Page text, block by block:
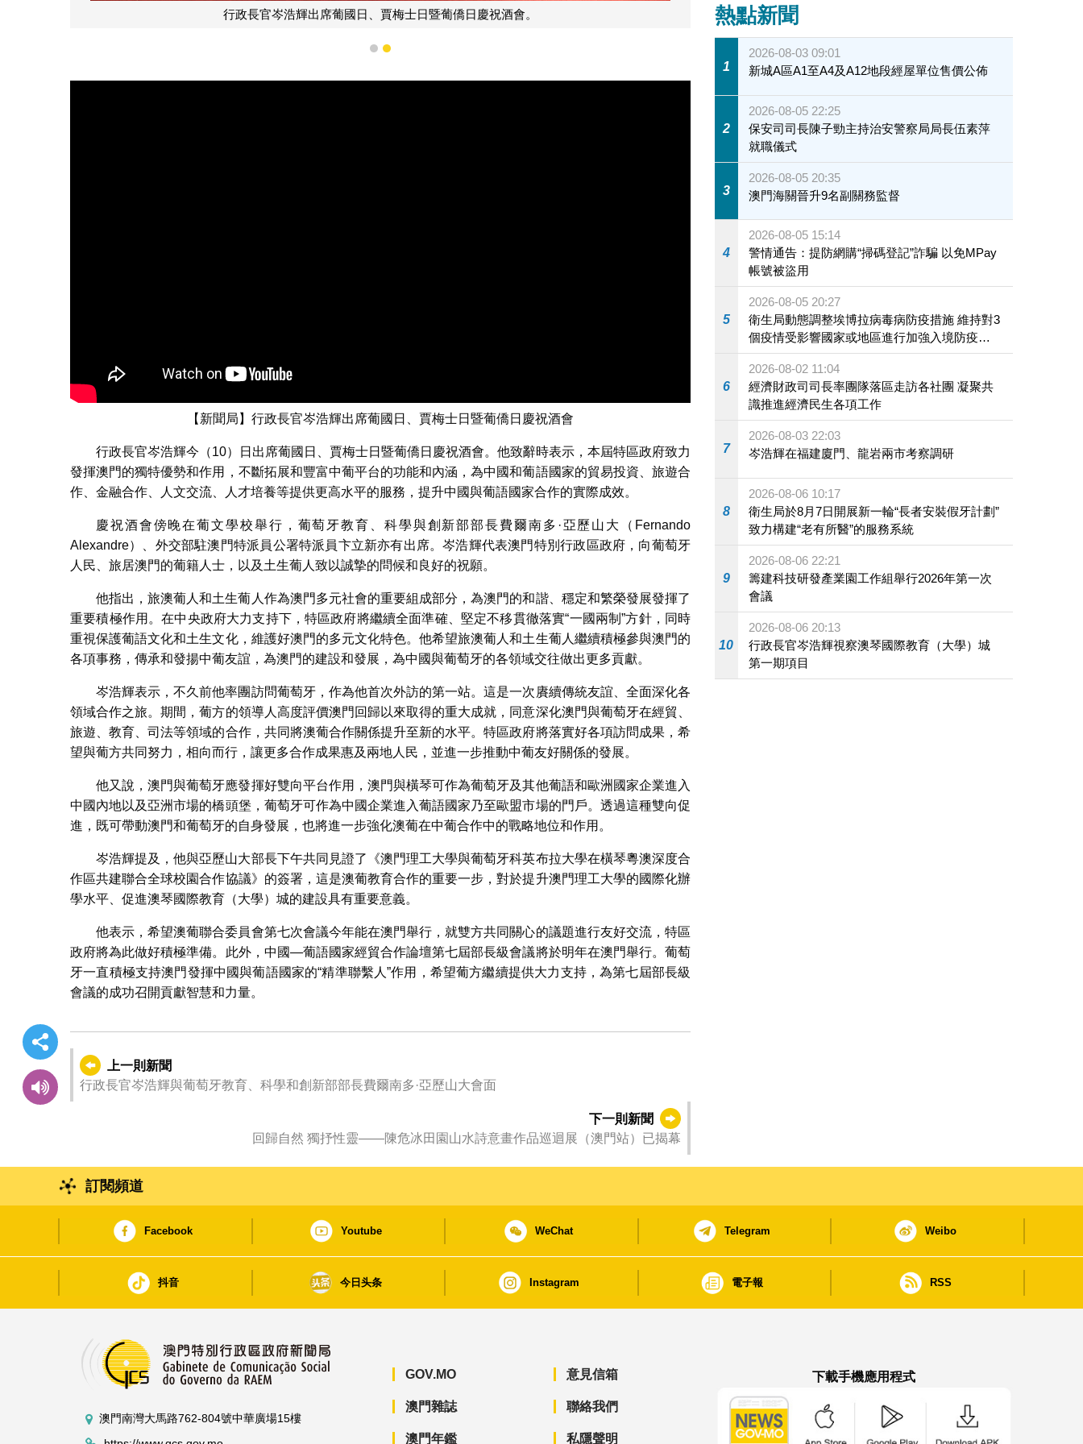
行政長官岑浩輝出席葡國日、賈梅士日暨葡僑日慶祝酒會。
1 2
【新聞局】行政長官岑浩輝出席葡國日、賈梅士日暨葡僑日慶祝酒會
行政長官岑浩輝今（10）日出席葡國日、賈梅士日暨葡僑日慶祝酒會。他致辭時表示，本屆特區政府致力
發揮澳門的獨特優勢和作用，不斷拓展和豐富中葡平台的功能和內涵，為中國和葡語國家的貿易投資、旅遊合
作、金融合作、人文交流、人才培養等提供更高水平的服務，提升中國與葡語國家合作的實際成效。
慶祝酒會傍晚在葡文學校舉行，葡萄牙教育、科學與創新部部長費爾南多·亞歷山大（Fernando
Alexandre）、外交部駐澳門特派員公署特派員卞立新亦有出席。岑浩輝代表澳門特別行政區政府，向葡萄牙
人民、旅居澳門的葡籍人士，以及土生葡人致以誠摯的問候和良好的祝願。
他指出，旅澳葡人和土生葡人作為澳門多元社會的重要組成部分，為澳門的和諧、穩定和繁榮發展發揮了
重要積極作用。在中央政府大力支持下，特區政府將繼續全面準確、堅定不移貫徹落實“一國兩制”方針，同時
重視保護葡語文化和土生文化，維護好澳門的多元文化特色。他希望旅澳葡人和土生葡人繼續積極參與澳門的
各項事務，傳承和發揚中葡友誼，為澳門的建設和發展，為中國與葡萄牙的各領域交往做出更多貢獻。
岑浩輝表示，不久前他率團訪問葡萄牙，作為他首次外訪的第一站。這是一次賡續傳統友誼、全面深化各
領域合作之旅。期間，葡方的領導人高度評價澳門回歸以來取得的重大成就，同意深化澳門與葡萄牙在經貿、
旅遊、教育、司法等領域的合作，共同將澳葡合作關係提升至新的水平。特區政府將落實好各項訪問成果，希
望與葡方共同努力，相向而行，讓更多合作成果惠及兩地人民，並進一步推動中葡友好關係的發展。
他又說，澳門與葡萄牙應發揮好雙向平台作用，澳門與橫琴可作為葡萄牙及其他葡語和歐洲國家企業進入
中國內地以及亞洲市場的橋頭堡，葡萄牙可作為中國企業進入葡語國家乃至歐盟市場的門戶。透過這種雙向促
進，既可帶動澳門和葡萄牙的自身發展，也將進一步強化澳葡在中葡合作中的戰略地位和作用。
岑浩輝提及，他與亞歷山大部長下午共同見證了《澳門理工大學與葡萄牙科英布拉大學在橫琴粵澳深度合
作區共建聯合全球校園合作協議》的簽署，這是澳葡教育合作的重要一步，對於提升澳門理工大學的國際化辦
學水平、促進澳琴國際教育（大學）城的建設具有重要意義。
他表示，希望澳葡聯合委員會第七次會議今年能在澳門舉行，就雙方共同關心的議題進行友好交流，特區
政府將為此做好積極準備。此外，中國—葡語國家經貿合作論壇第七屆部長級會議將於明年在澳門舉行。葡萄
牙一直積極支持澳門發揮中國與葡語國家的“精準聯繫人”作用，希望葡方繼續提供大力支持，為第七屆部長級
會議的成功召開貢獻智慧和力量。
上一則新聞
行政長官岑浩輝與葡萄牙教育、科學和創新部部長費爾南多·亞歷山大會面
下一則新聞
回歸自然 獨抒性靈——陳危冰田園山水詩意畫作品巡迴展（澳門站）已揭幕
熱點新聞
1
2026-08-03 09:01
新城A區A1至A4及A12地段經屋單位售價公佈
2
2026-08-05 22:25
保安司司長陳子勁主持治安警察局局長伍素萍
就職儀式
3
2026-08-05 20:35
澳門海關晉升9名副關務監督
4
2026-08-05 15:14
警情通告：提防網購“掃碼登記”詐騙 以免MPay
帳號被盜用
5
2026-08-05 20:27
衛生局動態調整埃博拉病毒病防疫措施 維持對3
個疫情受影響國家或地區進行加強入境防疫措
施
6
2026-08-02 11:04
經濟財政司司長率團隊落區走訪各社團 凝聚共
識推進經濟民生各項工作
7
2026-08-03 22:03
岑浩輝在福建廈門、龍岩兩市考察調研
8
2026-08-06 10:17
衛生局於8月7日開展新一輪“長者安裝假牙計劃”
致力構建“老有所醫”的服務系統
9
2026-08-06 22:21
籌建科技研發產業園工作組舉行2026年第一次
會議
10
2026-08-06 20:13
行政長官岑浩輝視察澳琴國際教育（大學）城
第一期項目
訂閱頻道
Facebook Youtube WeChat Telegram Weibo
抖音 今日头条 Instagram 電子報 RSS
澳門南灣大馬路762-804號中華廣場15樓
GOV.MO
澳門雜誌
澳門年鑑
意見信箱
聯絡我們
私隱聲明
下載手機應用程式